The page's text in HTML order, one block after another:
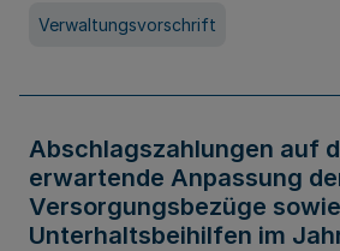
Verwaltungsvorschrift
Abschlagszahlungen auf
erwartende Anpassung
Versorgungsbezüge
Unterhaltsbeihilfen im